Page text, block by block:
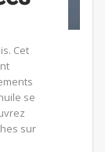
Cet
se
sur